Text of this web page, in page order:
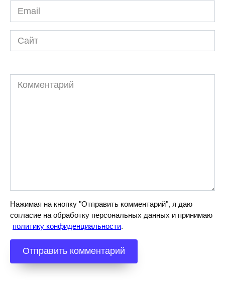
Email
*
Сайт
Комментарий
Нажимая на кнопку "Отправить комментарий", я даю
согласие на обработку персональных данных и принимаю
политику конфиденциальности.